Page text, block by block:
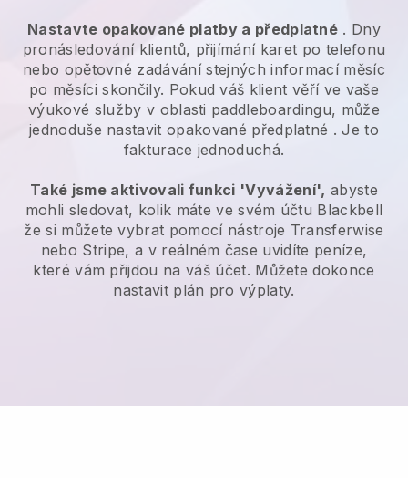
Nastavte opakované platby a předplatné . Dny
pronásledování klientů, přijímání karet po telefonu
nebo opětovné zadávání stejných informací měsíc
po měsíci skončily. Pokud váš klient věří ve vaše
výukové služby v oblasti paddleboardingu, může
jednoduše nastavit opakované předplatné . Je to
fakturace jednoduchá.
Také jsme aktivovali funkci 'Vyvážení', abyste
mohli sledovat, kolik máte ve svém účtu Blackbell
že si můžete vybrat pomocí nástroje Transferwise
nebo Stripe, a v reálném čase uvidíte peníze,
které vám přijdou na váš účet. Můžete dokonce
nastavit plán pro výplaty.